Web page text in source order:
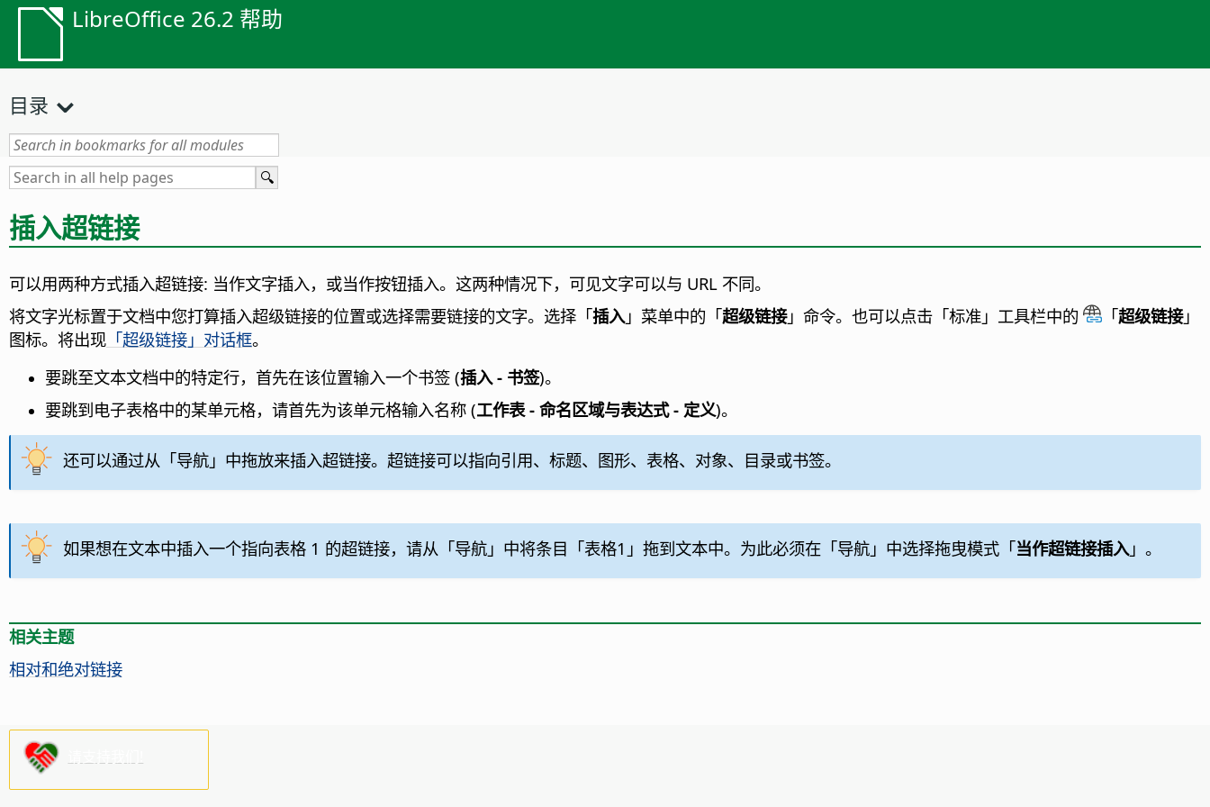
LibreOffice 26.2 帮助
目录
插入超链接
可以用两种方式插入超链接: 当作文字插入，或当作按钮插入。这两种情况下，可见文字可以与 URL 不同。
将文字光标置于文档中您打算插入超级链接的位置或选择需要链接的文字。选择「插入」菜单中的「超级链接」命令。也可以点击「标准」工具栏中的 「超级链接」
图标。将出现 「超级链接」对话框。
要跳至文本文档中的特定行，首先在该位置输入一个书签 (插入 - 书签)。
要跳到电子表格中的某单元格，请首先为该单元格输入名称 (工作表 - 命名区域与表达式 - 定义)。
还可以通过从「导航」中拖放来插入超链接。超链接可以指向引用、标题、图形、表格、对象、目录或书签。
如果想在文本中插入一个指向表格 1 的超链接，请从「导航」中将条目「表格1」拖到文本中。为此必须在「导航」中选择拖曳模式「当作超链接插入」。
相关主题
相对和绝对链接